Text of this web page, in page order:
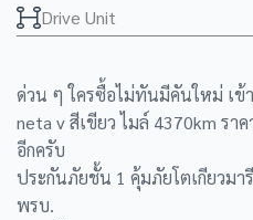
Drive Unit
ด่วน ๆ ใครซื้อไม่ทันมีคันใหม่ เข้
neta v สีเขียว ไมล์ 4370km รา
อีกครับ
ประกันภัยชั้น 1 คุ้มภัยโตเกียวมา
พรบ.